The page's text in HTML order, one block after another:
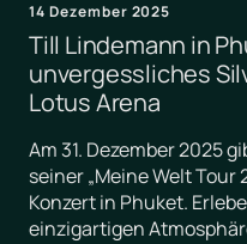
14 Dezember 2025
Till Lindemann in
unvergessliches
Lotus Arena
Am 31. Dezember 2025
seiner „Meine Welt
Konzert in Phuket.
einzigartigen